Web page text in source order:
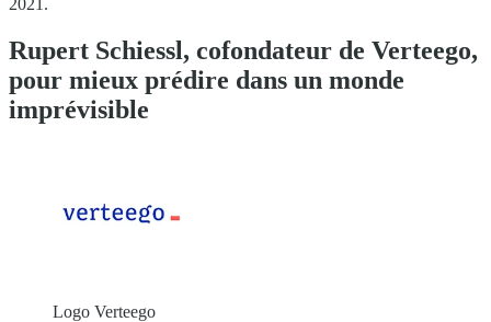
2021.
Rupert Schiessl, cofondateur de Verteego,
pour mieux prédire dans un monde
imprévisible
Logo Verteego